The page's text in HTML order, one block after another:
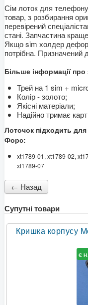
Сім лоток для телефону
товар, з розбирання
перевірений
стані. Запчастина
Якщо sim холдер
потрібна. Призначений
Більше інформації про
Трей на 1 sim +
Колір - золото;
Якісні матеріали;
Надійно тримає
Лоточок підходить
Форс:
xt1789-01, xt1789-02,
xt1789-07
Супутні товари
Кришка корпусу
Є